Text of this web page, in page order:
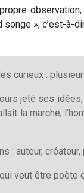
songe », c’est-
curieux :
jeté ses
la marche,
: auteur,
veut être poète